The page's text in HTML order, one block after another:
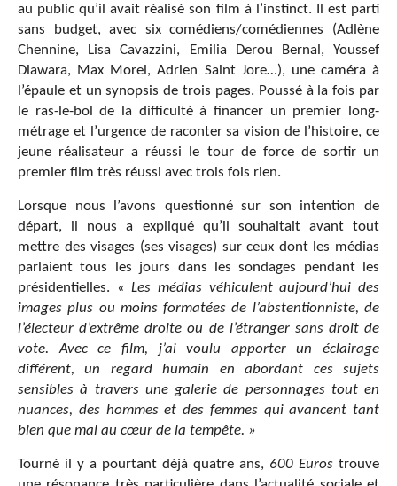
au public qu’il avait réalisé son film à l’instinct. Il est parti
sans budget, avec six comédiens/comédiennes (Adlène
Chennine, Lisa Cavazzini, Emilia Derou Bernal, Youssef
Diawara, Max Morel, Adrien Saint Jore…), une caméra à
l’épaule et un synopsis de trois pages. Poussé à la fois par
le ras-le-bol de la difficulté à financer un premier long-
métrage et l’urgence de raconter sa vision de l’histoire, ce
jeune réalisateur a réussi le tour de force de sortir un
premier film très réussi avec trois fois rien.
Lorsque nous l’avons questionné sur son intention de
départ, il nous a expliqué qu’il souhaitait avant tout
mettre des visages (ses visages) sur ceux dont les médias
parlaient tous les jours dans les sondages pendant les
présidentielles.
« Les médias véhiculent aujourd’hui des
images plus ou moins formatées de l’abstentionniste, de
l’électeur d’extrême droite ou de l’étranger sans droit de
vote. Avec ce film, j’ai voulu apporter un éclairage
différent, un regard humain en abordant ces sujets
sensibles à travers une galerie de personnages tout en
nuances, des hommes et des femmes qui avancent tant
bien que mal au cœur de la tempête. »
Tourné il y a pourtant déjà quatre ans, 600 Euros trouve